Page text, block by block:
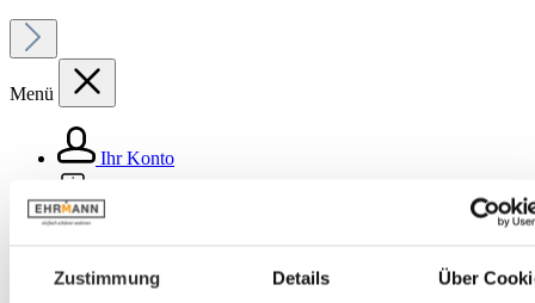
Zustimmung Details Über
Menü
Ihr Konto
Haushalt